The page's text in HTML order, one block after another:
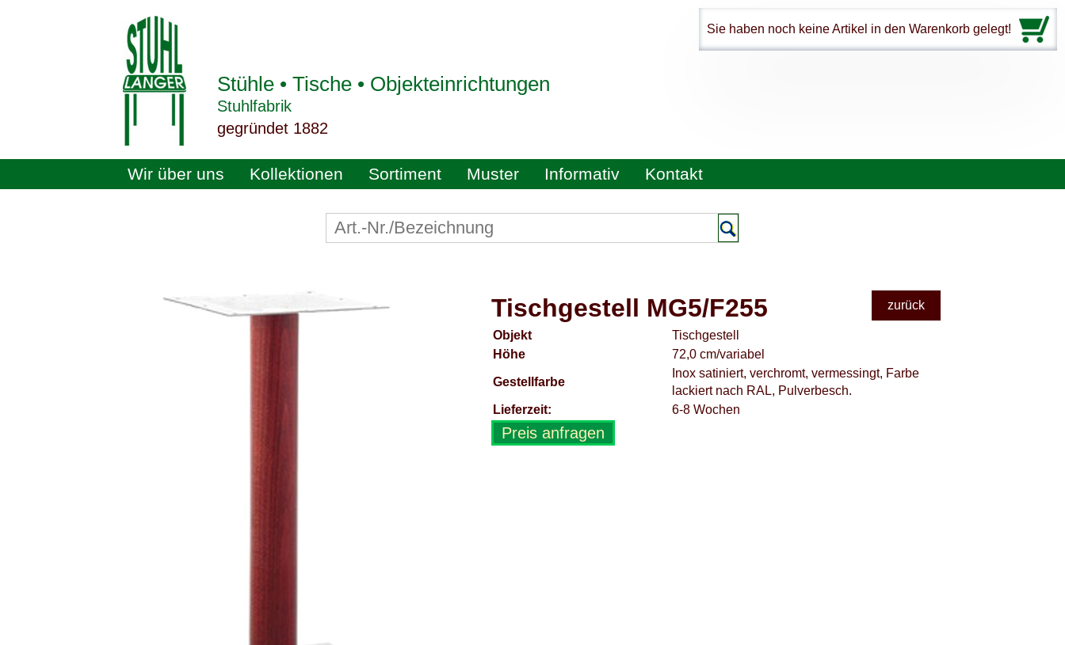
Sie haben noch keine Artikel in den Warenkorb gelegt!
Stühle • Tische • Objekteinrichtungen
Stuhlfabrik
gegründet 1882
Wir über uns Kollektionen Sortiment Muster Informativ Kontakt
zurück
Tischgestell MG5/F255
Objekt
Tischgestell
Höhe
72,0 cm/variabel
Gestellfarbe
Inox satiniert, verchromt, vermessingt, Farbe
lackiert nach RAL, Pulverbesch.
Lieferzeit:
6-8 Wochen
Preis anfragen